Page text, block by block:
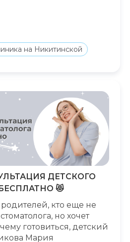
на Никитинской
ДЕТСКОГО
😻
кто еще не
но хочет
готовиться, детский
Мария